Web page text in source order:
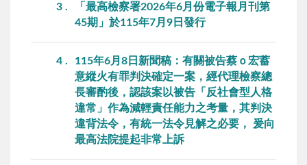
3
「最高檢察署2026年6月份電子報月刊第
45期」於115年7月9日發行
4
115年6月8日新聞稿：有關被告蔡ｏ宏蓄
意縱火有罪判決確定一案，經代理檢察總
長審酌後，認該案以被告「反社會型人格
違常」作為減輕責任能力之考量，其判決
違背法令，有統一法令見解之必要， 爰向
最高法院提起非常上訴